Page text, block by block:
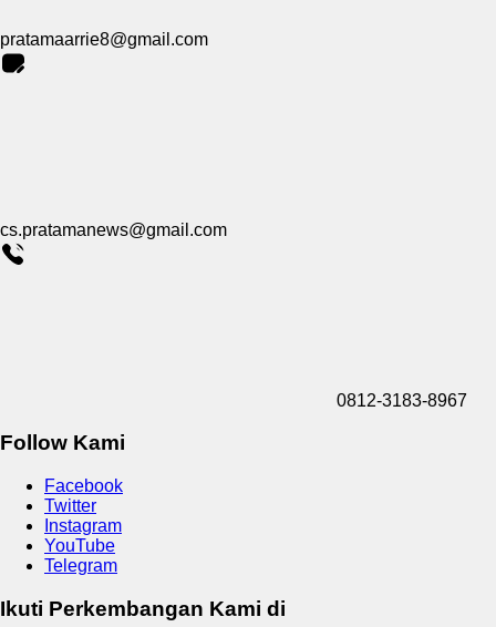
pratamaarrie8@gmail.com
cs.pratamanews@gmail.com
0812-3183-8967
Follow Kami
Facebook
Twitter
Instagram
YouTube
Telegram
Ikuti Perkembangan Kami di